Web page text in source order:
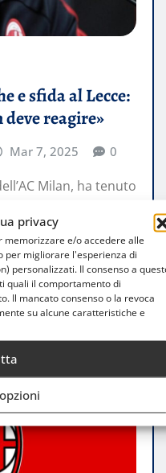
privacy
memorizzare e/o accedere alle
per migliorare l'esperienza di
personalizzati. Il consenso a
quali il comportamento di
Il mancato consenso o la revoca
su alcune caratteristiche e
e sfida al Lecce:
reagire»
Mar 7, 2025 0
Milan, ha tenuto
prossima partita…